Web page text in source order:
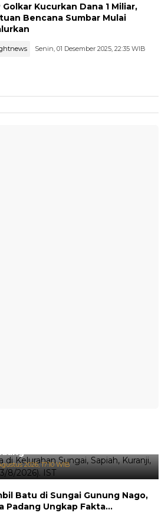
Golkar Kucurkan Dana 1 Miliar,
Bencana Sumbar Mulai
Senin, 01 Desember 2025, 22:35 WIB
15 Titik Banjir Terdeteksi di
2026, 17:10 WIB
Batu di Sungai Gunung Nago,
Padang Ungkap Fakta